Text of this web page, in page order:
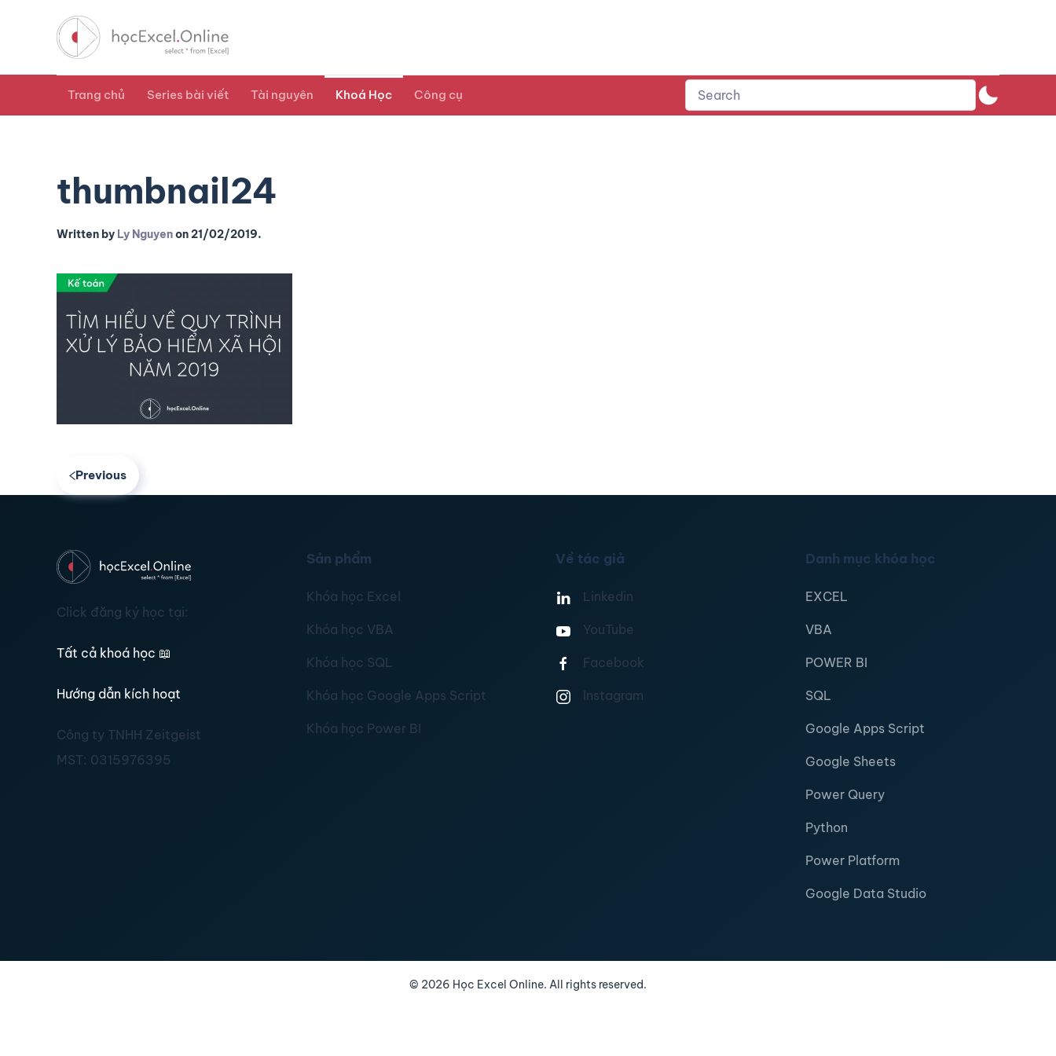
Trang chủ Series bài viết Tài nguyên Khoá Học Công cụ
thumbnail24
Written by Ly Nguyenon21/02/2019.
Previous
Click đăng ký học tại:
Tất cả khoá học 📖
Hướng dẫn kích hoạt
Công ty TNHH Zeitgeist
MST: 0315976395
Sản phẩm
Khóa học Excel
Khóa học VBA
Khóa học SQL
Khóa học Google Apps Script
Khóa học Power BI
Về tác giả
Linkedin
YouTube
Facebook
Instagram
Danh mục khóa học
EXCEL
VBA
POWER BI
SQL
Google Apps Script
Google Sheets
Power Query
Python
Power Platform
Google Data Studio
© 2026 Học Excel Online. All rights reserved.